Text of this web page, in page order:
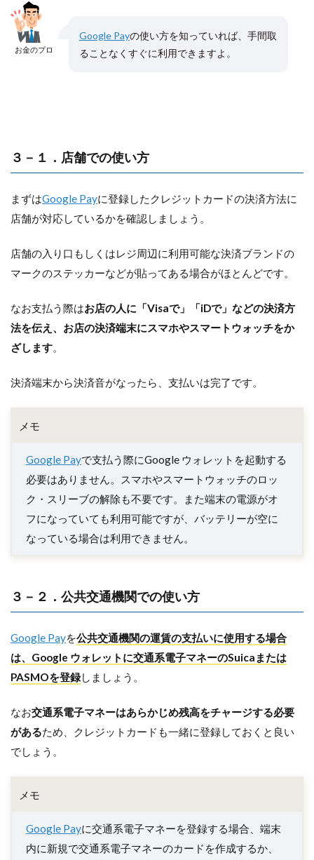
お金のプロ
Google Payの使い方を知っていれば、手間取
ることなくすぐに利用できますよ。
３－１．店舗での使い方
まずはGoogle Payに登録したクレジットカードの決済方法に
店舗が対応しているかを確認しましょう。
店舗の入り口もしくはレジ周辺に利用可能な決済ブランドの
マークのステッカーなどが貼ってある場合がほとんどです。
なお支払う際はお店の人に「Visaで」「iDで」などの決済方
法を伝え、お店の決済端末にスマホやスマートウォッチをか
ざします。
決済端末から決済音がなったら、支払いは完了です。
メモ
Google Payで支払う際にGoogle ウォレットを起動する
必要はありません。スマホやスマートウォッチのロッ
ク・スリーブの解除も不要です。また端末の電源がオ
フになっていても利用可能ですが、バッテリーが空に
なっている場合は利用できません。
３－２．公共交通機関での使い方
Google Payを公共交通機関の運賃の支払いに使用する場合
は、Google ウォレットに交通系電子マネーのSuicaまたは
PASMOを登録しましょう。
なお交通系電子マネーはあらかじめ残高をチャージする必要
があるため、クレジットカードも一緒に登録しておくと良い
でしょう。
メモ
Google Payに交通系電子マネーを登録する場合、端末
内に新規で交通系電子マネーのカードを作成するか、